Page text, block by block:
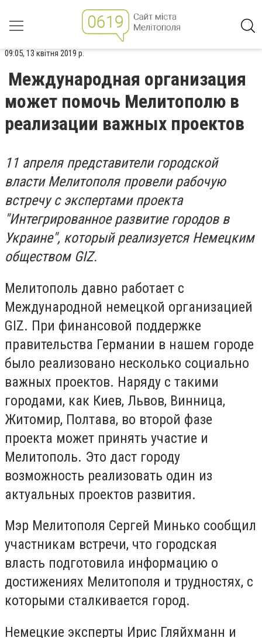
09:05, 13 квітня 2019 р.
Международная организация
может помочь Мелитополю в
реализации важных проектов
11 апреля представители городской
власти Мелитополя провели рабочую
встречу с экспертами проекта
"Интегрированное развитие городов в
Украине", который реализуется Немецким
обществом GIZ.
Мелитополь давно работает с
Международной немецкой организацией
GIZ. При финансовой поддержке
правительства Германии в нашем городе
было реализовано несколько социально
важных проектов. Наряду с такими
городами, как Киев, Львов, Винница,
Житомир, Полтава, во второй фазе
проекта может принять участие и
Мелитополь. Это даст городу
возможность реализовать один из
актуальных проектов развития.
Мэр Мелитополя Сергей Минько сообщил
участникам встречи, что городская
власть подготовила информацию о
достижениях Мелитополя и трудностях, с
которыми сталкивается город.
Немецкие эксперты Ирис Гляйхманн и